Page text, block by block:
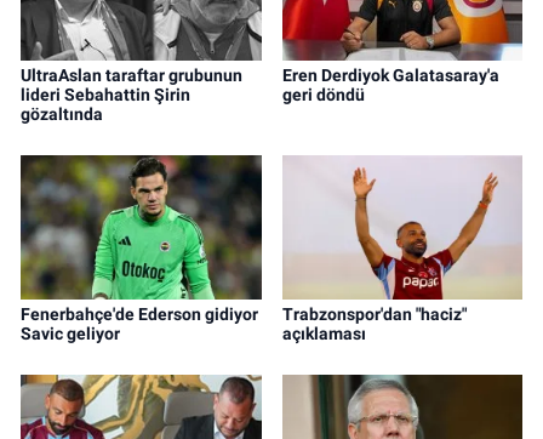
UltraAslan taraftar grubunun
lideri Sebahattin Şirin
gözaltında
Eren Derdiyok Galatasaray'a
geri döndü
Fenerbahçe'de Ederson gidiyor
Savic geliyor
Trabzonspor'dan "haciz"
açıklaması